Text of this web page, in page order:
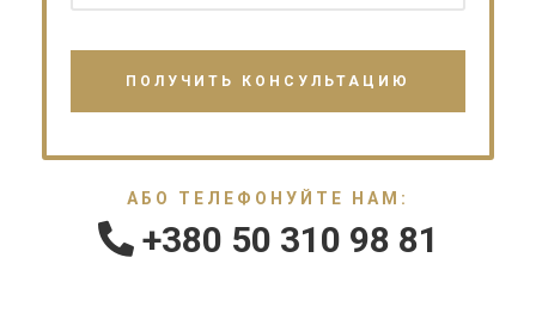
АБО ТЕЛЕФОНУЙТЕ НАМ:
+380 50 310 98 81